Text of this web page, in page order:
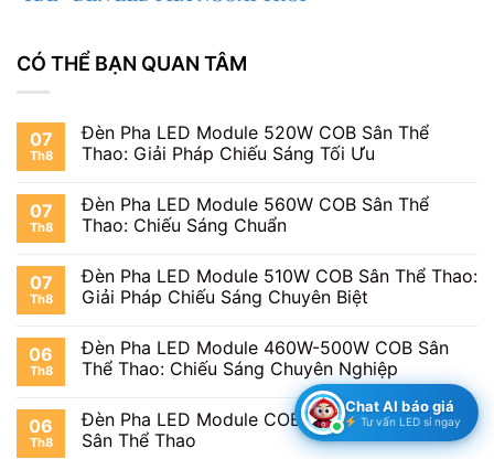
CÓ THỂ BẠN QUAN TÂM
07
Th8
Đèn Pha LED Module 520W COB Sân Thể
Thao: Giải Pháp Chiếu Sáng Tối Ưu
07
Th8
Đèn Pha LED Module 560W COB Sân Thể
Thao: Chiếu Sáng Chuẩn
07
Th8
Đèn Pha LED Module 510W COB Sân Thể Thao:
Giải Pháp Chiếu Sáng Chuyên Biệt
06
Th8
Đèn Pha LED Module 460W-500W COB Sân
Thể Thao: Chiếu Sáng Chuyên Nghiệp
06
Th8
Đèn Pha LED Module COB 360-400W: Bí Mật
Sân Thể Thao
Chat AI báo giá
Tư vấn LED sỉ ngay